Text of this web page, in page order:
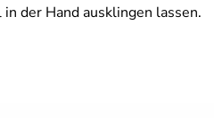
der Hand ausklingen lassen.